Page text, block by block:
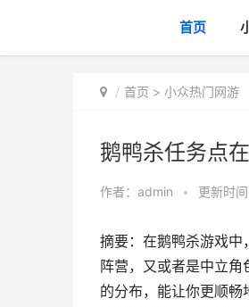
首页
首页 > 小众热门网游
鹅鸭杀任务点
作者： admin • 更新时
摘要：在鹅鸭杀游戏中
阵营，又或者是中立
的分布，能让你更顺